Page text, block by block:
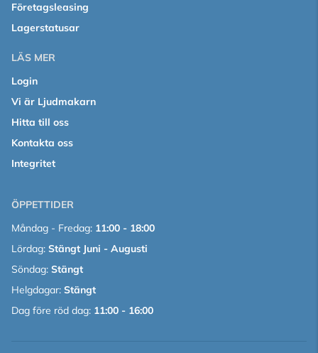
Företagsleasing
Lagerstatusar
LÄS MER
Login
Vi är Ljudmakarn
Hitta till oss
Kontakta oss
Integritet
ÖPPETTIDER
Måndag - Fredag: 11:00 - 18:00
Lördag: Stängt Juni - Augusti
Söndag: Stängt
Helgdagar: Stängt
Dag före röd dag: 11:00 - 16:00